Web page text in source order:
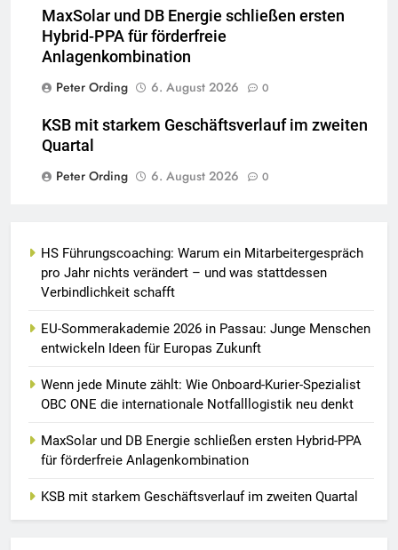
MaxSolar und DB Energie schließen ersten
Hybrid-PPA für förderfreie
Anlagenkombination
Peter Ording
6. August 2026 0
KSB mit starkem Geschäftsverlauf im zweiten
Quartal
Peter Ording
6. August 2026 0
HS Führungscoaching: Warum ein Mitarbeitergespräch
pro Jahr nichts verändert – und was stattdessen
Verbindlichkeit schafft
EU-Sommerakademie 2026 in Passau: Junge Menschen
entwickeln Ideen für Europas Zukunft
Wenn jede Minute zählt: Wie Onboard-Kurier-Spezialist
OBC ONE die internationale Notfalllogistik neu denkt
MaxSolar und DB Energie schließen ersten Hybrid-PPA
für förderfreie Anlagenkombination
KSB mit starkem Geschäftsverlauf im zweiten Quartal